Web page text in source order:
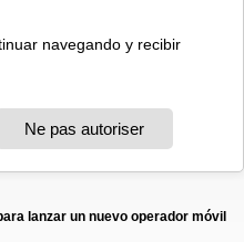
por fecha-Ordenar por pertinencia
lanzar un nuevo operador móvil